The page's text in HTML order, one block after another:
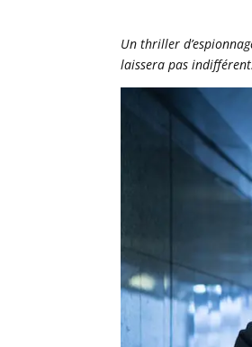
Un thriller
laissera pas indifférent.